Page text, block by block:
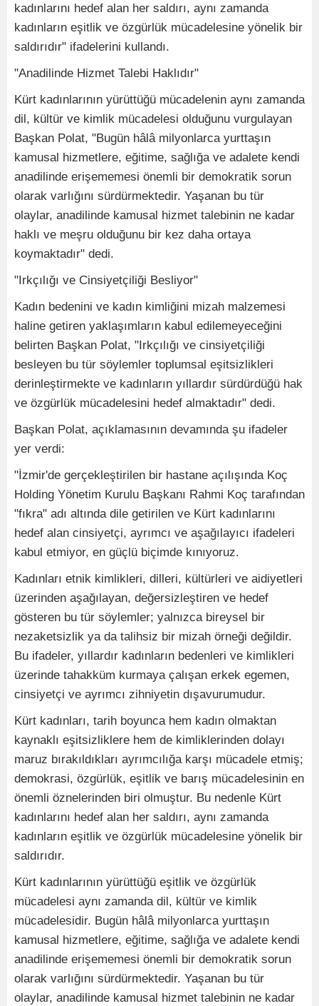
kadınlarını hedef alan her saldırı, aynı zamanda
kadınların eşitlik ve özgürlük mücadelesine yönelik bir
saldırıdır" ifadelerini kullandı.
"Anadilinde Hizmet Talebi Haklıdır"
Kürt kadınlarının yürüttüğü mücadelenin aynı zamanda
dil, kültür ve kimlik mücadelesi olduğunu vurgulayan
Başkan Polat, "Bugün hâlâ milyonlarca yurttaşın
kamusal hizmetlere, eğitime, sağlığa ve adalete kendi
anadilinde erişememesi önemli bir demokratik sorun
olarak varlığını sürdürmektedir. Yaşanan bu tür
olaylar, anadilinde kamusal hizmet talebinin ne kadar
haklı ve meşru olduğunu bir kez daha ortaya
koymaktadır" dedi.
"Irkçılığı ve Cinsiyetçiliği Besliyor"
Kadın bedenini ve kadın kimliğini mizah malzemesi
haline getiren yaklaşımların kabul edilemeyeceğini
belirten Başkan Polat, "Irkçılığı ve cinsiyetçiliği
besleyen bu tür söylemler toplumsal eşitsizlikleri
derinleştirmekte ve kadınların yıllardır sürdürdüğü hak
ve özgürlük mücadelesini hedef almaktadır" dedi.
Başkan Polat, açıklamasının devamında şu ifadeler
yer verdi:
"İzmir'de gerçekleştirilen bir hastane açılışında Koç
Holding Yönetim Kurulu Başkanı Rahmi Koç tarafından
"fıkra" adı altında dile getirilen ve Kürt kadınlarını
hedef alan cinsiyetçi, ayrımcı ve aşağılayıcı ifadeleri
kabul etmiyor, en güçlü biçimde kınıyoruz.
Kadınları etnik kimlikleri, dilleri, kültürleri ve aidiyetleri
üzerinden aşağılayan, değersizleştiren ve hedef
gösteren bu tür söylemler; yalnızca bireysel bir
nezaketsizlik ya da talihsiz bir mizah örneği değildir.
Bu ifadeler, yıllardır kadınların bedenleri ve kimlikleri
üzerinde tahakküm kurmaya çalışan erkek egemen,
cinsiyetçi ve ayrımcı zihniyetin dışavurumudur.
Kürt kadınları, tarih boyunca hem kadın olmaktan
kaynaklı eşitsizliklere hem de kimliklerinden dolayı
maruz bırakıldıkları ayrımcılığa karşı mücadele etmiş;
demokrasi, özgürlük, eşitlik ve barış mücadelesinin en
önemli öznelerinden biri olmuştur. Bu nedenle Kürt
kadınlarını hedef alan her saldırı, aynı zamanda
kadınların eşitlik ve özgürlük mücadelesine yönelik bir
saldırıdır.
Kürt kadınlarının yürüttüğü eşitlik ve özgürlük
mücadelesi aynı zamanda dil, kültür ve kimlik
mücadelesidir. Bugün hâlâ milyonlarca yurttaşın
kamusal hizmetlere, eğitime, sağlığa ve adalete kendi
anadilinde erişememesi önemli bir demokratik sorun
olarak varlığını sürdürmektedir. Yaşanan bu tür
olaylar, anadilinde kamusal hizmet talebinin ne kadar